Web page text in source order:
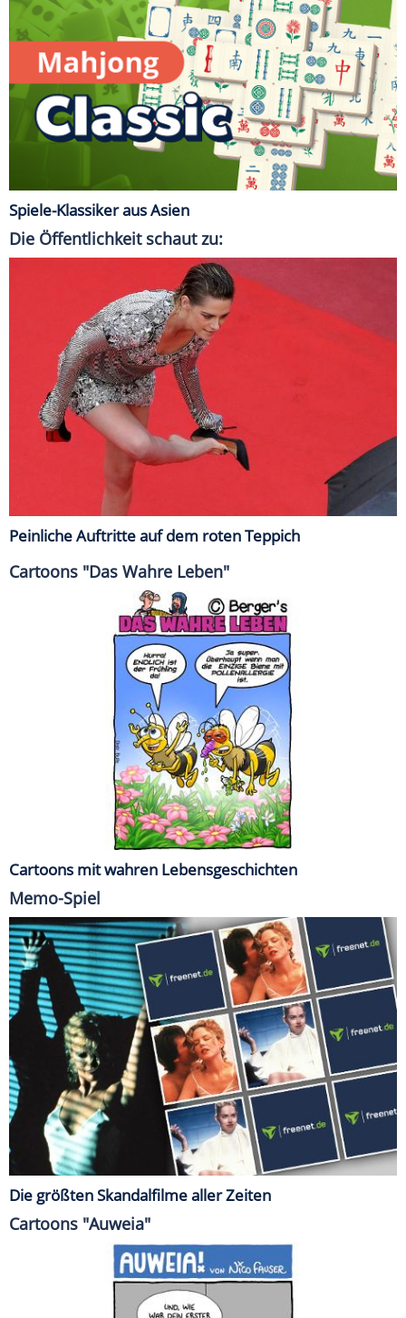
Spiele-Klassiker aus Asien
Die Öffentlichkeit schaut zu:
Peinliche Auftritte auf dem roten Teppich
Cartoons "Das Wahre Leben"
Cartoons mit wahren Lebensgeschichten
Memo-Spiel
Die größten Skandalfilme aller Zeiten
Cartoons "Auweia"